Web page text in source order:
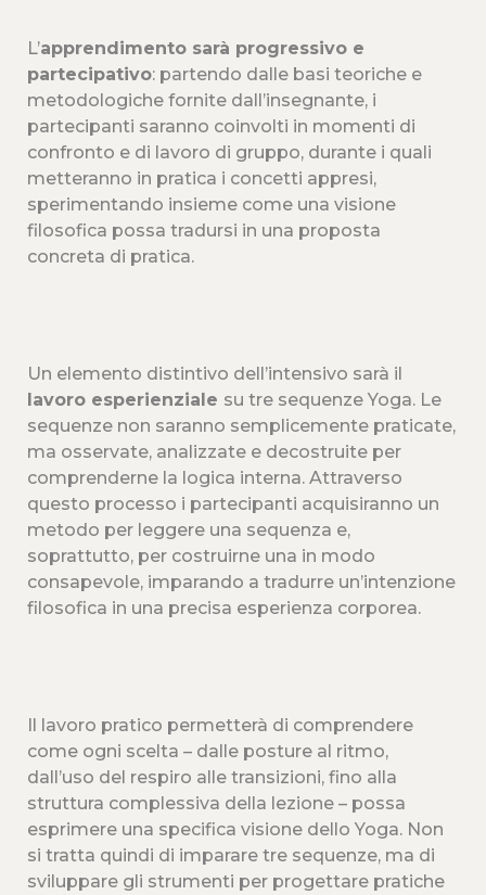
L’apprendimento sarà progressivo e
partecipativo: partendo dalle basi teoriche e
metodologiche fornite dall’insegnante, i
partecipanti saranno coinvolti in momenti di
confronto e di lavoro di gruppo, durante i quali
metteranno in pratica i concetti appresi,
sperimentando insieme come una visione
filosofica possa tradursi in una proposta
concreta di pratica.
Un elemento distintivo dell’intensivo sarà il
lavoro esperienziale su tre sequenze Yoga. Le
sequenze non saranno semplicemente praticate,
ma osservate, analizzate e decostruite per
comprenderne la logica interna. Attraverso
questo processo i partecipanti acquisiranno un
metodo per leggere una sequenza e,
soprattutto, per costruirne una in modo
consapevole, imparando a tradurre un’intenzione
filosofica in una precisa esperienza corporea.
Il lavoro pratico permetterà di comprendere
come ogni scelta – dalle posture al ritmo,
dall’uso del respiro alle transizioni, fino alla
struttura complessiva della lezione – possa
esprimere una specifica visione dello Yoga. Non
si tratta quindi di imparare tre sequenze, ma di
sviluppare gli strumenti per progettare pratiche